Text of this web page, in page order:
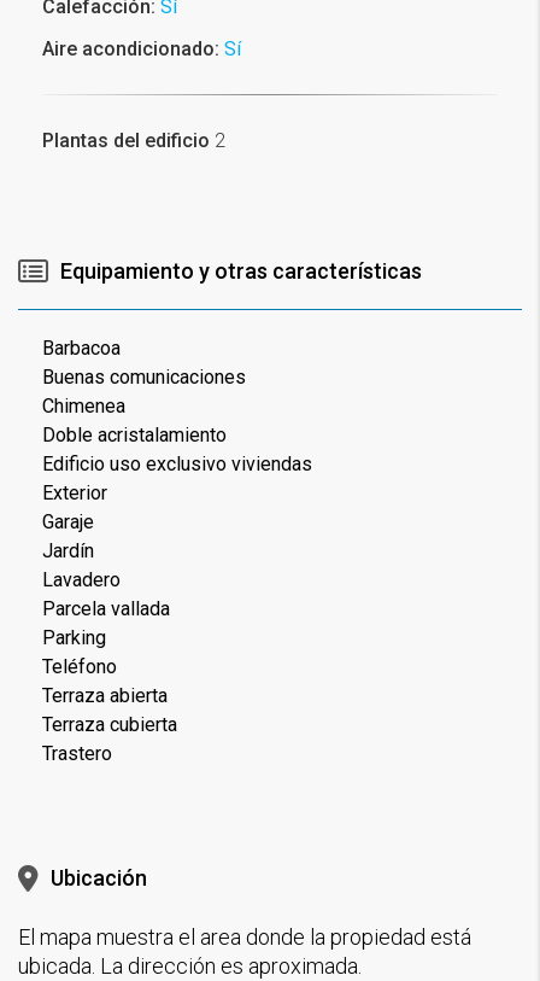
Calefacción: Sí
Aire acondicionado: Sí
Plantas del edificio 2
Equipamiento y otras características
Barbacoa
Buenas comunicaciones
Chimenea
Doble acristalamiento
Edificio uso exclusivo viviendas
Exterior
Garaje
Jardín
Lavadero
Parcela vallada
Parking
Teléfono
Terraza abierta
Terraza cubierta
Trastero
Ubicación
El mapa muestra el area donde la propiedad está
ubicada. La dirección es aproximada.